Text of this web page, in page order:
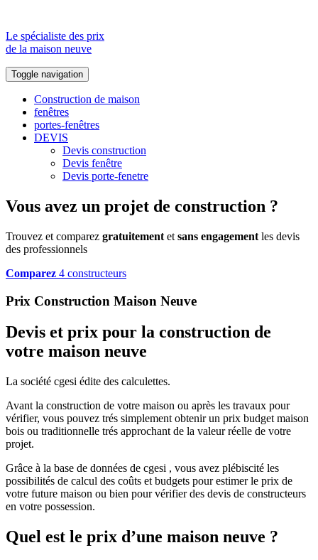
Le spécialiste des prix
de la maison neuve
Toggle navigation
Construction de maison
fenêtres
portes-fenêtres
DEVIS
Devis construction
Devis fenêtre
Devis porte-fenetre
Vous avez un projet de construction ?
Trouvez et comparez gratuitement et sans engagement les devis
des professionnels
Comparez 4 constructeurs
Prix Construction Maison Neuve
Devis et prix pour la construction de
votre maison neuve
La société cgesi édite des calculettes.
Avant la construction de votre maison ou après les travaux pour
vérifier, vous pouvez trés simplement obtenir un prix budget maison
bois ou traditionnelle trés approchant de la valeur réelle de votre
projet.
Grâce à la base de données de cgesi , vous avez plébiscité les
possibilités de calcul des coûts et budgets pour estimer le prix de
votre future maison ou bien pour vérifier des devis de constructeurs
en votre possession.
Quel est le prix d’une maison neuve ?